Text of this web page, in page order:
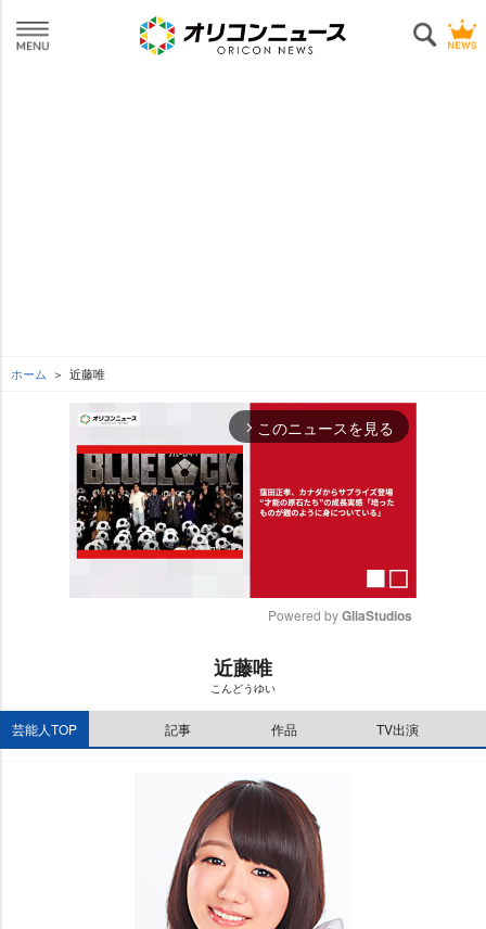
ホーム 近藤唯
arrow_forward_ios このニュースを見る
Powered by GliaStudios
近藤唯
こんどうゆい
芸能人TOP 記事 作品 TV出演